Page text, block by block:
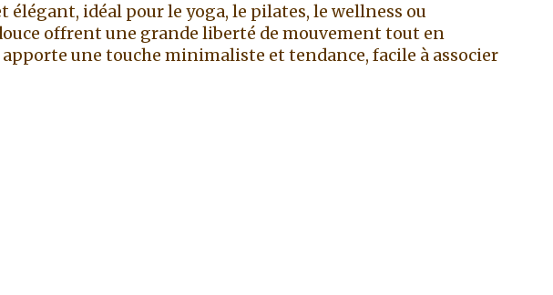
idéal pour le yoga, le pilates, le wellness ou
offrent une grande liberté de mouvement tout en
une touche minimaliste et tendance, facile à associer